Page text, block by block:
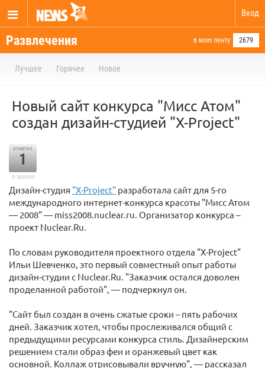
Вход
Развлечения в мою ленту 2679
Лучшее Горячее Новое
Новый сайт конкурса "Мисс Атом"
создан дизайн-студией "X-Project"
отметил
1
в архиве
Дизайн-студия "X-Project" разработала сайт для 5-го
международного интернет-конкурса красоты "Мисс Атом
— 2008" — miss2008.nuclear.ru. Организатор конкурса –
проект Nuclear.Ru.
По словам руководителя проектного отдела "X-Project"
Ильи Шевченко, это первый совместный опыт работы
дизайн-студии с Nuclear.Ru. "Заказчик остался доволен
проделанной работой", — подчеркнул он.
"Сайт был создан в очень сжатые сроки – пять рабочих
дней. Заказчик хотел, чтобы прослеживался общий с
предыдущими ресурсами конкурса стиль. Дизайнерским
решением стали образ феи и оранжевый цвет как
основной. Коллаж отрисовывали вручную", — рассказал